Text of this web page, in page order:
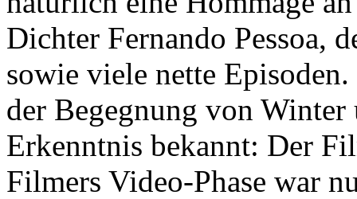
Dichter Fernando Pessoa,
sowie viele nette
der Begegnung von Winter
Erkenntnis bekannt: Der
Filmers Video-Phase war